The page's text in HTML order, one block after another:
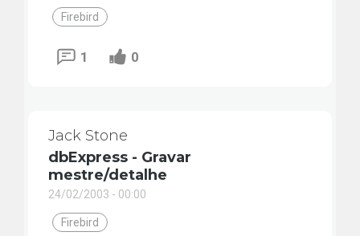
Firebird
1 0
Jack Stone
dbExpress - Gravar
mestre/detalhe
24/02/2003 - 00:00
Firebird